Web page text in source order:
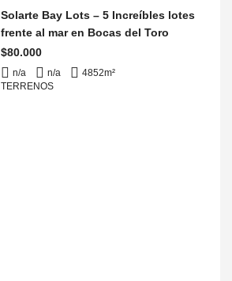
Solarte Bay Lots – 5 Increíbles lotes
frente al mar en Bocas del Toro
$80.000
n/a n/a 4852m²
TERRENOS